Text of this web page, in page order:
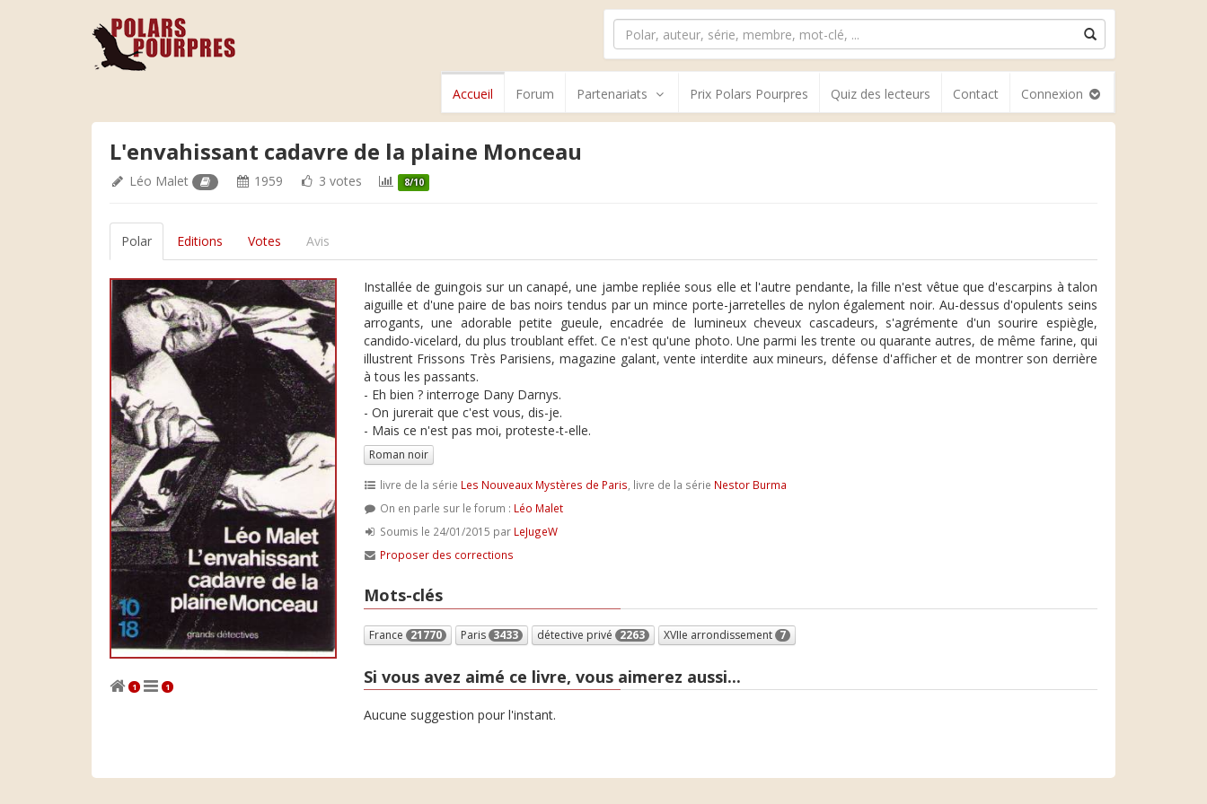
Accueil Forum Partenariats Prix Polars Pourpres Quiz des lecteurs Contact Connexion
L'envahissant cadavre de la plaine Monceau
Léo Malet 1959 3 votes 8/10
Polar Editions Votes Avis
1 1
Installée de guingois sur un canapé, une jambe repliée sous elle et l'autre pendante, la fille n'est vêtue que d'escarpins à talon
aiguille et d'une paire de bas noirs tendus par un mince porte-jarretelles de nylon également noir. Au-dessus d'opulents seins
arrogants, une adorable petite gueule, encadrée de lumineux cheveux cascadeurs, s'agrémente d'un sourire espiègle,
candido-vicelard, du plus troublant effet. Ce n'est qu'une photo. Une parmi les trente ou quarante autres, de même farine, qui
illustrent Frissons Très Parisiens, magazine galant, vente interdite aux mineurs, défense d'afficher et de montrer son derrière
à tous les passants.
- Eh bien ? interroge Dany Darnys.
- On jurerait que c'est vous, dis-je.
- Mais ce n'est pas moi, proteste-t-elle.
Roman noir
livre de la série Les Nouveaux Mystères de Paris , livre de la série Nestor Burma
On en parle sur le forum : Léo Malet
Soumis le 24/01/2015 par LeJugeW
Proposer des corrections
Mots-clés
France 21770 Paris 3433 détective privé 2263 XVIIe arrondissement 7
Si vous avez aimé ce livre, vous aimerez aussi...
Aucune suggestion pour l'instant.